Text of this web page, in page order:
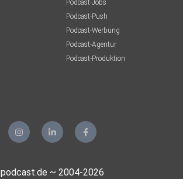
Podcast-Jobs
Podcast-Push
Podcast-Werbung
Podcast-Agentur
Podcast-Produktion
podcast.de ~ 2004-2026